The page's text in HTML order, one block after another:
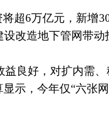
超6万亿元，新增
设改造地下管网带
益良好，对扩内需
示，今年仅“六张